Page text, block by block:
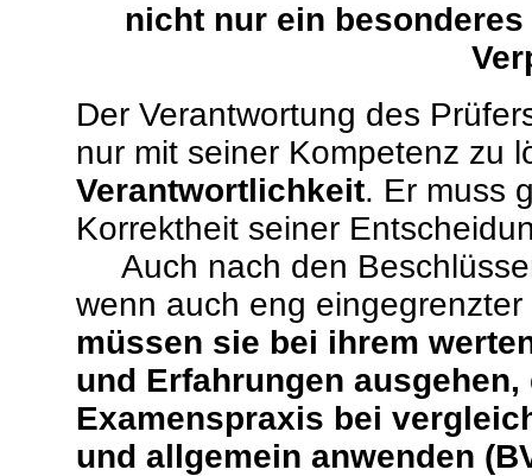
nicht nur ein besonderes
Der Verantwortung des
nur mit seiner Kompetenz zu
Verantwortlichkeit. Er muss
Korrektheit seiner
Auch nach den
wenn auch eng
müssen sie bei ihrem
und Erfahrungen
Examenspraxis bei
und allgemein anwenden